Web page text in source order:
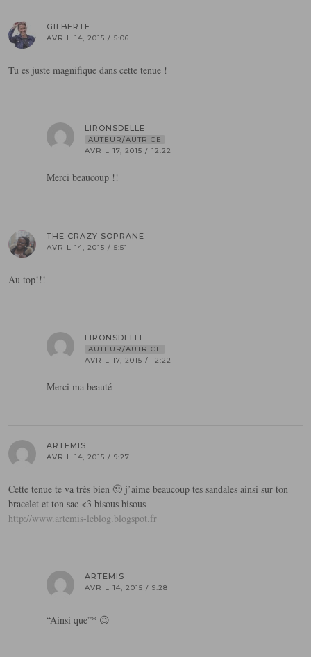
GILBERTE
AVRIL 14, 2015 / 5:06
Tu es juste magnifique dans cette tenue !
LIRONSDELLE
AUTEUR/AUTRICE
AVRIL 17, 2015 / 12:22
Merci beaucoup !!
THE CRAZY SOPRANE
AVRIL 14, 2015 / 5:51
Au top!!!
LIRONSDELLE
AUTEUR/AUTRICE
AVRIL 17, 2015 / 12:22
Merci ma beauté
ARTEMIS
AVRIL 14, 2015 / 9:27
Cette tenue te va très bien 🙂 j’aime beaucoup tes sandales ainsi sur ton
bracelet et ton sac <3 bisous bisous
http://www.artemis-leblog.blogspot.fr
ARTEMIS
AVRIL 14, 2015 / 9:28
“Ainsi que”* 😉